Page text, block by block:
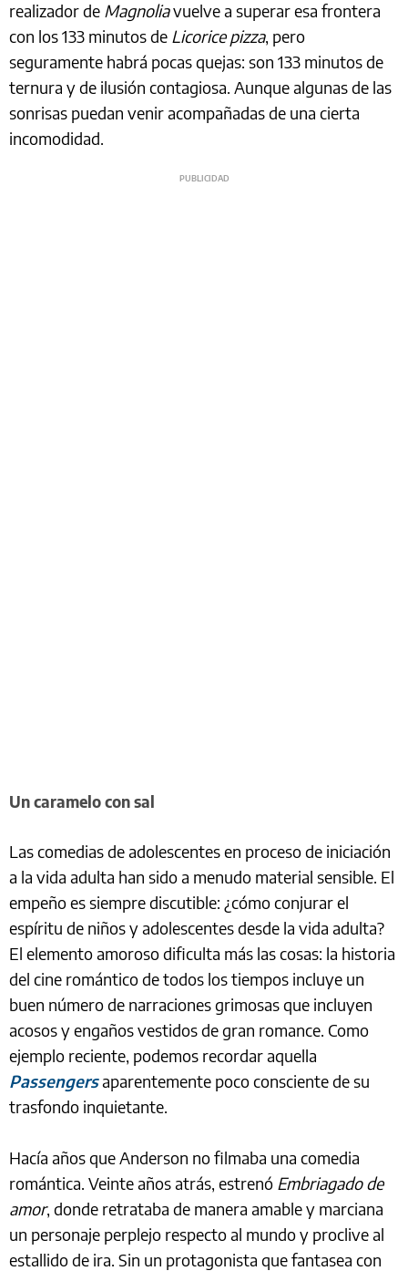
realizador de Magnoliavuelve a superar esa frontera
con los 133 minutos de Licorice pizza, pero
seguramente habrá pocas quejas: son 133 minutos de
ternura y de ilusión contagiosa. Aunque algunas de las
sonrisas puedan venir acompañadas de una cierta
incomodidad.
Un caramelo con sal
Las comedias de adolescentes en proceso de iniciación
a la vida adulta han sido a menudo material sensible. El
empeño es siempre discutible: ¿cómo conjurar el
espíritu de niños y adolescentes desde la vida adulta?
El elemento amoroso dificulta más las cosas: la historia
del cine romántico de todos los tiempos incluye un
buen número de narraciones grimosas que incluyen
acosos y engaños vestidos de gran romance. Como
ejemplo reciente, podemos recordar aquella
Passengersaparentemente poco consciente de su
trasfondo inquietante.
Hacía años que Anderson no filmaba una comedia
romántica. Veinte años atrás, estrenó Embriagado de
amor, donde retrataba de manera amable y marciana
un personaje perplejo respecto al mundo y proclive al
estallido de ira. Sin un protagonista que fantasea con